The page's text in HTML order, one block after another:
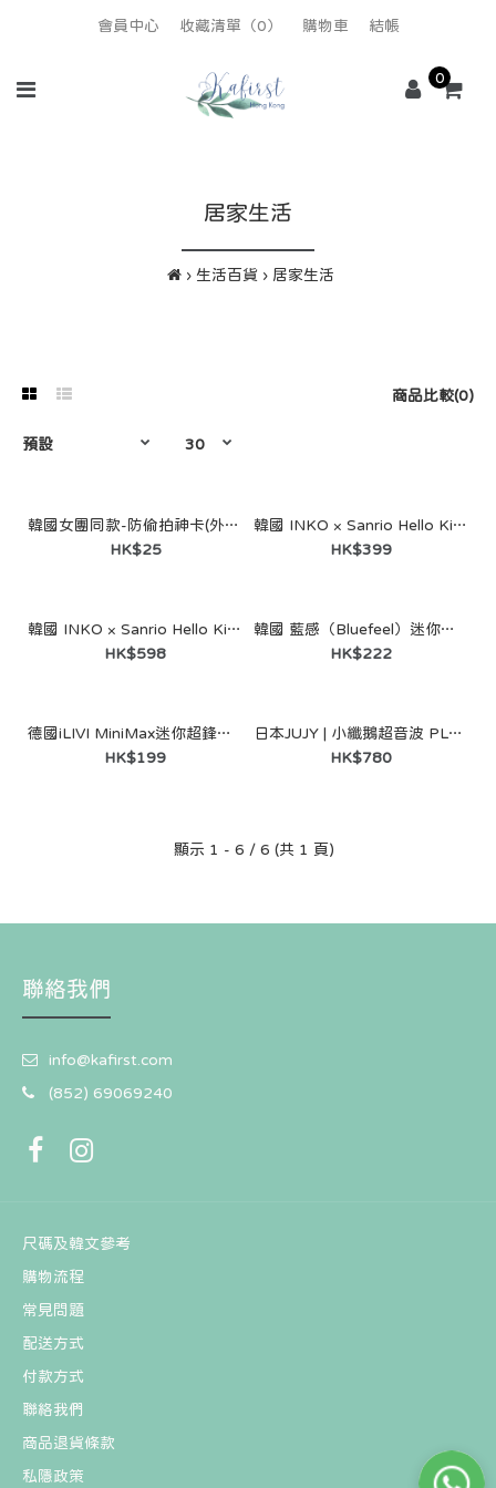
會員中心 收藏清單（0） 購物車 結帳
0
居家生活
生活百貨 居家生活
商品比較(0)
韓國女團同款-防偷拍神卡(外遊必備）
HK$25
韓國 INKO × Sanrio Hello Kitty USB 熱敷眼罩
HK$399
韓國 INKO × Sanrio Hello Kitty USB 暖腳器
HK$598
韓國 藍感（Bluefeel）迷你噴射手提風扇
HK$222
德國iLIVI MiniMax迷你超鋒高轉速淨360°環貼感應滑控乾濕電鬚刨（黑紳士禮盒裝）| 機身輕巧 | 剃鬚界小旋風!
HK$199
日本JUJY | 小纖鵝超音波 PLUS LLLT 全身溶脂光嫩瘦身儀 PRO | 全身享「瘦」天鵝美 | 專業溶脂光嫩新體驗
HK$780
顯示 1 - 6 / 6 (共 1 頁)
聯絡我們
info@kafirst.com
(852) 69069240
尺碼及韓文參考
購物流程
常見問題
配送方式
付款方式
聯絡我們
商品退貨條款
私隱政策